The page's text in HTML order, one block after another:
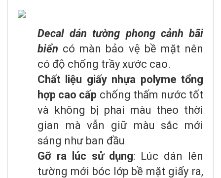
Decal dán tường phong cảnh bãi
biển có màn bảo vệ bề mặt nên
có độ chống trầy xước cao.
Chất liệu giấy nhựa polyme tổng
hợp cao cấp chống thấm nước tốt
và không bị phai màu theo thời
gian mà vẫn giữ màu sắc mới
sáng như ban đầu
Gỡ ra lúc sử dụng: Lúc dán lên
tường mới bóc lớp bề mặt giấy ra,